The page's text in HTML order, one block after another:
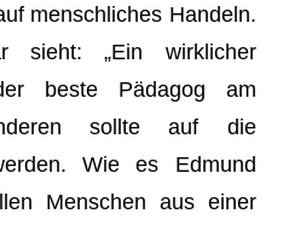
menschliches Handeln.
sieht: „Ein wirklicher
beste Pädagog am
sollte auf die
Wie es Edmund
Menschen aus einer